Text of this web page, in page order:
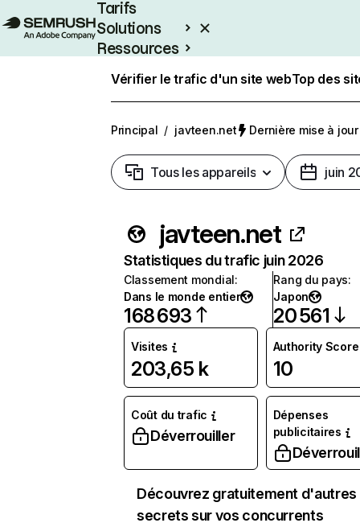
Tarifs
Solutions
Ressources
Vérifier le trafic d'un site webTop des
Principal / javteen.net Dernière mise à
Tous les appareils juin
javteen.net
Statistiques du trafic juin 2026
Classement mondial:
Dans le monde entier
168 693
Rang du pays:
Japon
20 561
Visites
203,65 k
Authority Score
10
Coût du trafic
Déverrouiller
Dépenses
publicitaires
Découvrez gratuitement d'autres
secrets sur vos concurrents